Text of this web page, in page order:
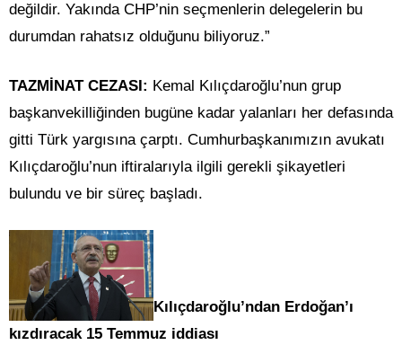
değildir. Yakında CHP’nin seçmenlerin delegelerin bu
durumdan rahatsız olduğunu biliyoruz.”
TAZMİNAT CEZASI: Kemal Kılıçdaroğlu’nun grup
başkanvekilliğinden bugüne kadar yalanları her defasında
gitti Türk yargısına çarptı. Cumhurbaşkanımızın avukatı
Kılıçdaroğlu’nun iftiralarıyla ilgili gerekli şikayetleri
bulundu ve bir süreç başladı.
Kılıçdaroğlu’ndan Erdoğan’ı
kızdıracak 15 Temmuz iddiası